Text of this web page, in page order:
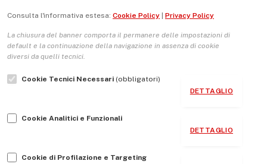
Le Copertine
L’Associazione
Indirizzo Socio Politico Culturale
Guida per le autrici e gli autori
Consulta l'informativa estesa: Cookie Policy Privacy Policy
La chiusura del banner comporta il permanere delle impostazioni di
default e la continuazione della navigazione in assenza di cookie
diversi da quelli tecnici.
Cookie Tecnici Necessari (obbligatori)
DETTAGLIO
Cookie Analitici e Funzionali
DETTAGLIO
Cookie di Profilazione e Targeting